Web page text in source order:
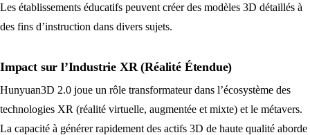
Les établissements éducatifs peuvent créer des modèles 3D détaillés à
des fins d’instruction dans divers sujets.
Impact sur l’Industrie XR (Réalité Étendue)
Hunyuan3D 2.0 joue un rôle transformateur dans l’écosystème des
technologies XR (réalité virtuelle, augmentée et mixte) et le métavers.
La capacité à générer rapidement des actifs 3D de haute qualité aborde